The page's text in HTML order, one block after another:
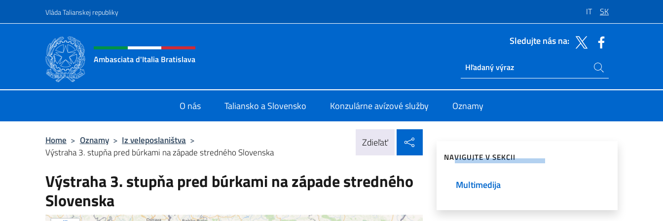
Vláda Talianskej republiky IT SK
Header, social and menu of site
Ambasciata d'Italia Bratislava
Sledujte nás na:
Ricerca sito live
Hľadajte na stránke
O nás Taliansko a Slovensko Konzulárne avízové služby Oznamy
Home > Oznamy > Iz veleposlaništva >
Výstraha 3. stupňa pred búrkami na západe stredného Slovenska
Zdieľať
Výstraha 3. stupňa pred búrkami na západe stredného
Slovenska
NAVIGUJTE V SEKCII
Multimedija